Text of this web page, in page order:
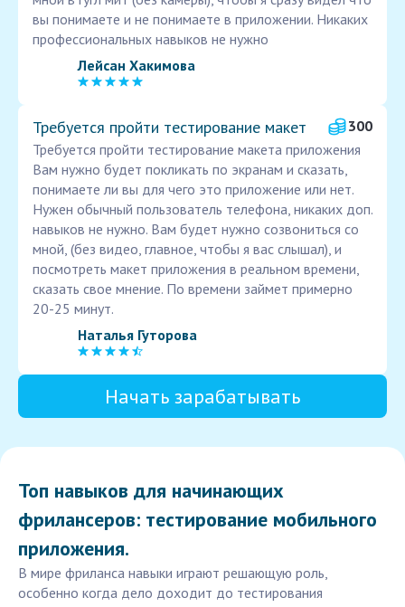
вы понимаете и не понимаете в приложении. Никаких
профессиональных навыков не нужно
Лейсан Хакимова
Требуется пройти тестирование макет
300
Требуется пройти тестирование макета приложения
Вам нужно будет покликать по экранам и сказать,
понимаете ли вы для чего это приложение или нет.
Нужен обычный пользователь телефона, никаких доп.
навыков не нужно. Вам будет нужно созвониться со
мной, (без видео, главное, чтобы я вас слышал), и
посмотреть макет приложения в реальном времени,
сказать свое мнение. По времени займет примерно
20-25 минут.
Наталья Гуторова
Начать зарабатывать
Топ навыков для начинающих
фрилансеров: тестирование мобильного
приложения.
В мире фриланса навыки играют решающую роль,
особенно когда дело доходит до тестирования